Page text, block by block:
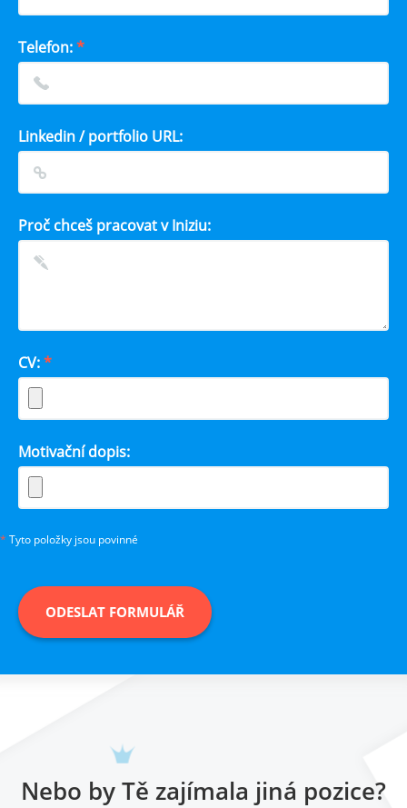
Telefon:*
Linkedin / portfolio URL:
Proč chceš pracovat v Iniziu:
CV:*
Motivační dopis:
* Tyto položky jsou povinné
ODESLAT FORMULÁŘ
Nebo by Tě zajímala jiná pozice?